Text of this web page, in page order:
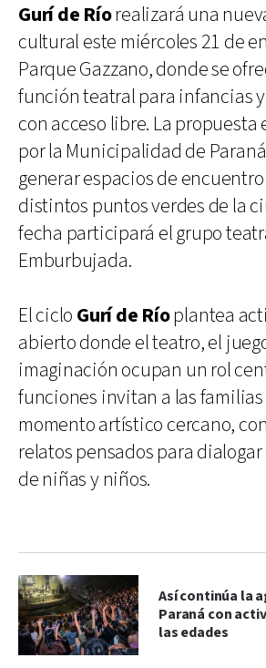
Gurí de Ríorealizará una
cultural este miércoles 21 de
Parque Gazzano, donde se
función teatral para infancias
con acceso libre. La propuesta
por la Municipalidad de
generar espacios de
distintos puntos verdes de la
fecha participará el grupo
Emburbujada.
El ciclo Gurí de Ríoplantea
abierto donde el teatro, el
imaginación ocupan un rol
funciones invitan a las
momento artístico cercano,
relatos pensados para
de niñas y niños.
Así continúa la
Paraná con
las edades